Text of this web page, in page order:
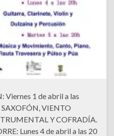
Viernes 1 de abril a las
SAXOFÓN, VIENTO
Y COFRADÍA.
Lunes 4 de abril a las 20